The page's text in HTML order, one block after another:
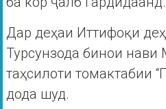
Дар деҳаи Иттифоқи
Турсунзода бинои нави
таҳсилоти томактабии
дода шуд.